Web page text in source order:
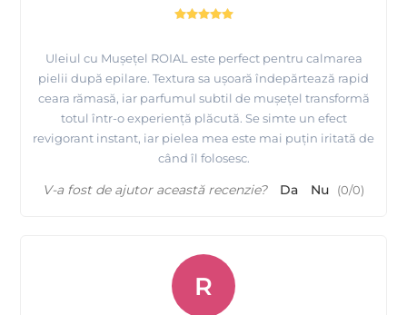
Uleiul cu Mușețel ROIAL este perfect pentru calmarea
pielii după epilare. Textura sa ușoară îndepărtează rapid
ceara rămasă, iar parfumul subtil de mușețel transformă
totul într-o experiență plăcută. Se simte un efect
revigorant instant, iar pielea mea este mai puțin iritată de
când îl folosesc.
V-a fost de ajutor această recenzie? Da Nu (0/0)
R